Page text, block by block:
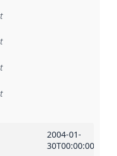
2004-01-
30T00:00:00Z